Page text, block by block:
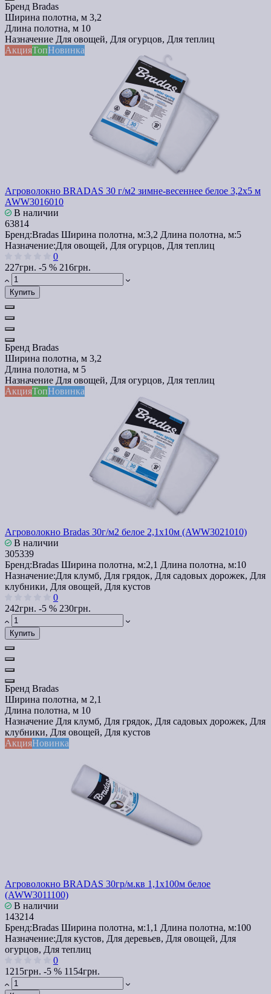
Бренд Bradas
Ширина полотна, м 3,2
Длина полотна, м 10
Назначение Для овощей, Для огурцов, Для теплиц
АкцияТопНовинка
Агроволокно BRADAS 30 г/м2 зимне-весеннее белое 3,2x5 м
AWW3016010
В наличии
63814
Бренд:Bradas Ширина полотна, м:3,2 Длина полотна, м:5
Назначение:Для овощей, Для огурцов, Для теплиц
0
227грн. -5 % 216грн.
Купить
Бренд Bradas
Ширина полотна, м 3,2
Длина полотна, м 5
Назначение Для овощей, Для огурцов, Для теплиц
АкцияТопНовинка
Агроволокно Bradas 30г/м2 белое 2,1х10м (AWW3021010)
В наличии
305339
Бренд:Bradas Ширина полотна, м:2,1 Длина полотна, м:10
Назначение:Для клумб, Для грядок, Для садовых дорожек, Для
клубники, Для овощей, Для кустов
0
242грн. -5 % 230грн.
Купить
Бренд Bradas
Ширина полотна, м 2,1
Длина полотна, м 10
Назначение Для клумб, Для грядок, Для садовых дорожек, Для
клубники, Для овощей, Для кустов
АкцияНовинка
Агроволокно BRADAS 30гр/м.кв 1,1х100м белое
(AWW3011100)
В наличии
143214
Бренд:Bradas Ширина полотна, м:1,1 Длина полотна, м:100
Назначение:Для кустов, Для деревьев, Для овощей, Для
огурцов, Для теплиц
0
1215грн. -5 % 1154грн.